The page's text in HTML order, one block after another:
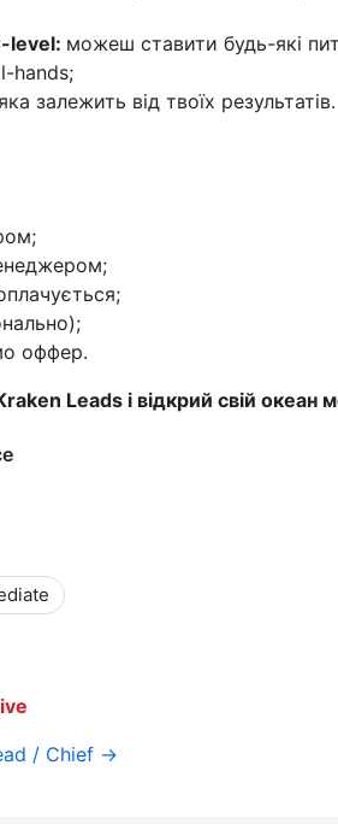
level: можеш ставити будь-які
hands;
залежить від твоїх результатів.
оффер.
Leads і відкрий свій океан
/ Chief →